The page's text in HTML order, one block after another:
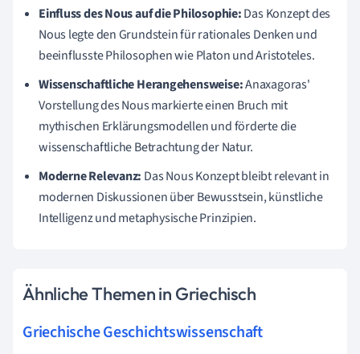
Einfluss des Nous auf die Philosophie:Das Konzept des
Nous legte den Grundstein für rationales Denken und
beeinflusste Philosophen wie Platon und Aristoteles.
Wissenschaftliche Herangehensweise:Anaxagoras'
Vorstellung des Nous markierte einen Bruch mit
mythischen Erklärungsmodellen und förderte die
wissenschaftliche Betrachtung der Natur.
Moderne Relevanz: Das Nous Konzept bleibt relevant in
modernen Diskussionen über Bewusstsein, künstliche
Intelligenz und metaphysische Prinzipien.
Ähnliche Themen in Griechisch
Griechische Geschichtswissenschaft